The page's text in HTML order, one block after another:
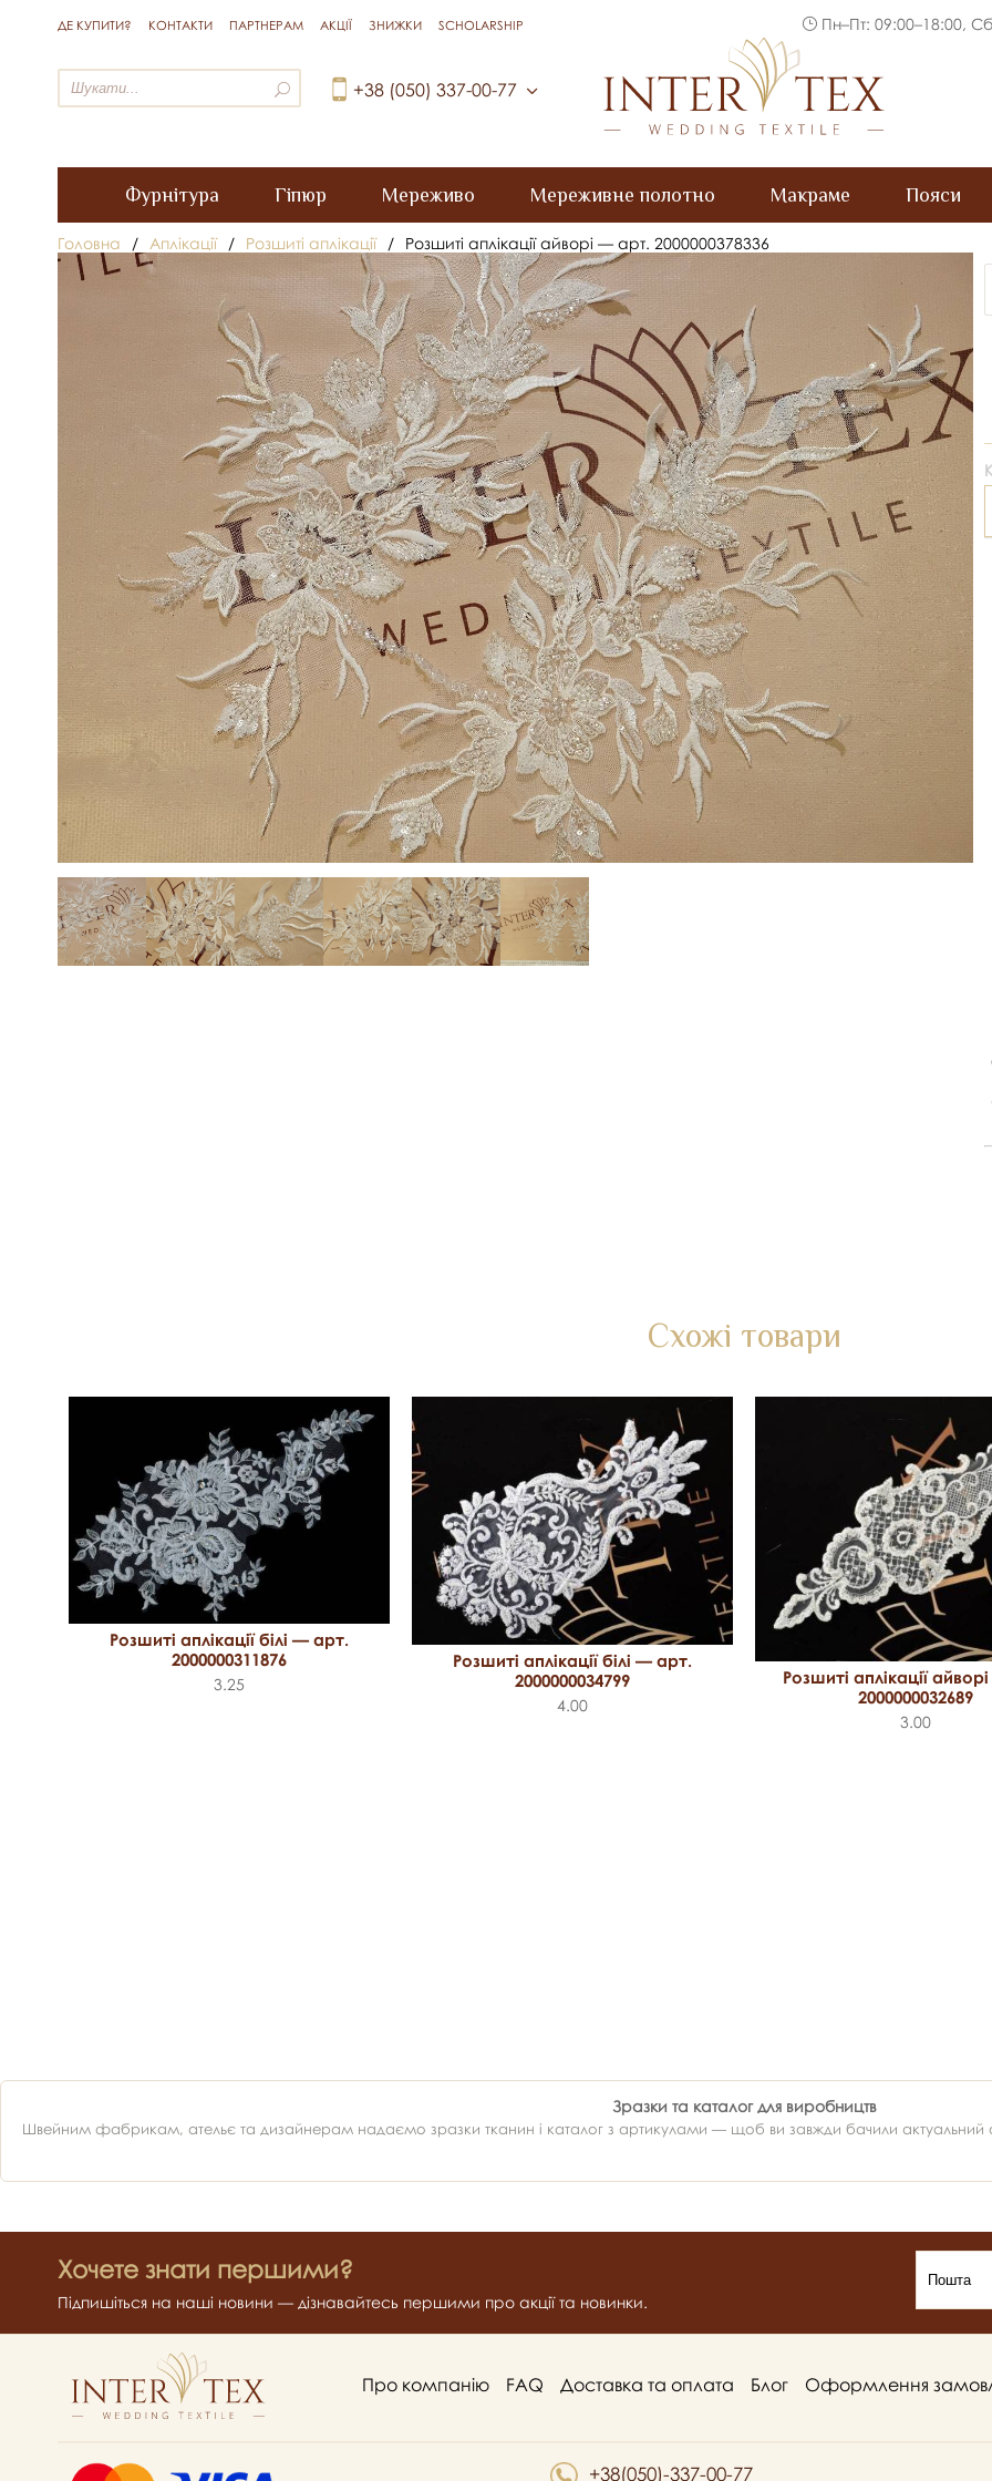
ДЕ КУПИТИ? КОНТАКТИ ПАРТНЕРАМ АКЦІЇ ЗНИЖКИ SCHOLARSHIP Пн–Пт: 09:00–18:00,
+38 (050) 337-00-77
Фурнітура Гіпюр Мереживо Мереживне полотно Макраме Пояси
Головна / Аплікації / Розшиті аплікації / Розшиті аплікації айворі — арт. 2000000378336
Схожі товари
Розшиті аплікації білі — арт.
2000000311876
3.25
Розшиті аплікації білі — арт.
2000000034799
4.00
Розшиті аплікації
2000000032689
3.00
Зразки та каталог для виробництв
Швейним фабрикам, ательє та дизайнерам надаємо зразки тканин і каталог з артикулами — щоб ви завжди бачили актуальний
Хочете знати першими?
Підпишіться на наші новини — дізнавайтесь першими про акції та новинки.
Про компанію FAQ Доставка та оплата Блог Оформлення
+38(050)-337-00-77